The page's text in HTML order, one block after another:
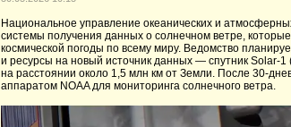
Национальное управление океанических и
системы получения данных о солнечном ветре,
космической погоды по всему миру. Ведомство
и ресурсы на новый источник данных — спутник Solar-
на расстоянии около 1,5 млн км от Земли. После 30-
аппаратом NOAA для мониторинга солнечного ветра.